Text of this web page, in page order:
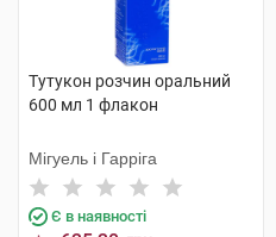
Тутукон розчин оральний
600 мл 1 флакон
Мігуель і Гарріга
Є в наявності